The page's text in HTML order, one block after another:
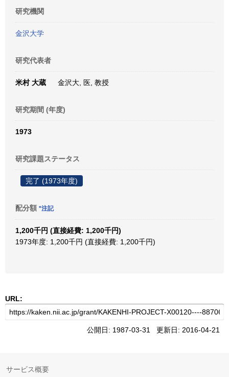
研究機関
金沢大学
研究代表者
米村 大蔵 金沢大, 医, 教授
研究期間 (年度)
1973
研究課題ステータス
完了 (1973年度)
配分額 *注記
1,200千円 (直接経費: 1,200千円)
1973年度: 1,200千円 (直接経費: 1,200千円)
URL:
公開日: 1987-03-31 更新日: 2016-04-21
サービス概要